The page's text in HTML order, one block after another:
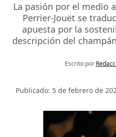
La pasión por el medio
Perrier-Jouët se
apuesta por la
descripción del
Escrito por
Publicado: 5 de febrero de